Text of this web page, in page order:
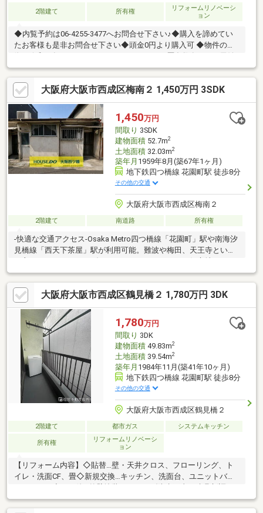
2階建て 所有権
リフォームリノベーシ
ョン
◆内覧予約は06-4255-3477へお問合せ下さい♪◆購入を諦めてい
たお客様も是非お問合せ下さい◆頭金0円より購入可 ◆物件の特
徴・令和６年フルリフォーム！・リフォーム歴多数有り！・民泊
営業可能！・収益物件に最適！・住環境良好◆見るだけ大歓迎◆
接客対応品質に自信があり◆夜間早朝もお気軽にご連絡くださ
い！◆無料送迎可「購入するか分からないけど見るだけ見たい」
「他社の物件もまとめて見てみたい」等 ご購入をご検討中のお客
様にとって、より良い条件でご購入頂く為に精一杯サポート致し
ます不動産の事なら何でもお気軽にご相談下さい！
大阪府大阪市西成区梅南２ 1,450万円 3SDK
1,450万円
間取り 3SDK
建物面積52.7m2
土地面積32.03m2
築年月 1959年8月(築67年1ヶ月)
地下鉄四つ橋線 花園町駅 徒歩8分
その他の交通
大阪府大阪市西成区梅南２
2階建て 南道路 所有権
-快適な交通アクセス-Osaka Metro四つ橋線「花園町」駅や南海汐
見橋線「西天下茶屋」駅が利用可能。難波や梅田、天王寺といっ
便利な生活環境- 近隣にはスーパーや商店街、コンビニ、医療機関
が揃っており、日々の買い物や生活に便利な環境です。【※築年
数に関するご注意事項】本物件は建物が古く、登記簿上の最古の
記録として「昭和34年8月増築」と記載されております。そのた
め、実際の建築時期はそれ以前となる可能性があります。あらか
じめ現況をご確認・ご了承の上、お問い合わせください。
大阪府大阪市西成区鶴見橋２ 1,780万円 3DK
1,780万円
間取り 3DK
建物面積49.83m2
土地面積39.54m2
築年月 1984年11月(築41年10ヶ月)
地下鉄四つ橋線 花園町駅 徒歩8分
その他の交通
大阪府大阪市西成区鶴見橋２
2階建て 都市ガス システムキッチン
所有権
リフォームリノベーシ
ョン
【リフォーム内容】◇貼替…壁・天井クロス、フローリング、ト
イレ・洗面CF、畳◇新規交換…キッチン、洗面台、ユニットバ
ス、トイレ◇その他…外壁塗装、ベランダ防水工事、建具新調、
ハウスクリーニング 等【おすすめポイント】☆居住用としては
もちろん、投資用やセカンドハウス、民泊用など様々な用途でご